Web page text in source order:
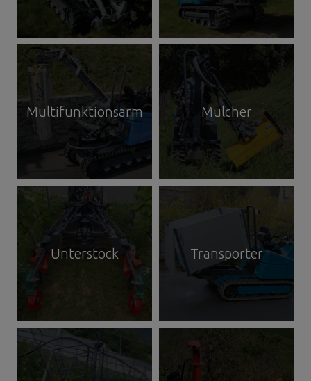
Multifunktionsarm Mulcher
Unterstock Transporter